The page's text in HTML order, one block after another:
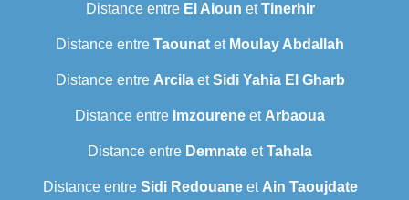
Distance entre El Aioun etTinerhir
Distance entre Taounat et Moulay Abdallah
Distance entre ArcilaetSidi Yahia El Gharb
Distance entre Imzourene et Arbaoua
Distance entre Demnate etTahala
Distance entre Sidi Redouaneet Ain Taoujdate